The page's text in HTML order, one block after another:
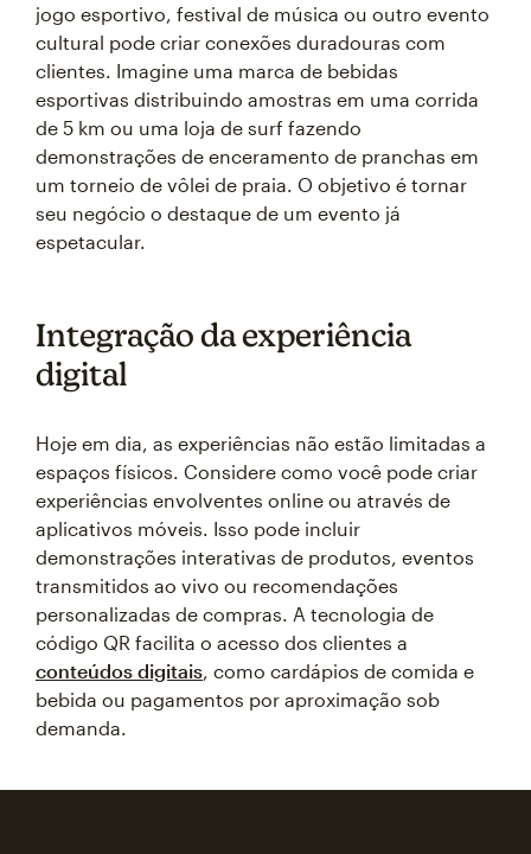
jogo esportivo, festival de música ou outro evento
cultural pode criar conexões duradouras com
clientes. Imagine uma marca de bebidas
esportivas distribuindo amostras em uma corrida
de 5 km ou uma loja de surf fazendo
demonstrações de enceramento de pranchas em
um torneio de vôlei de praia. O objetivo é tornar
seu negócio o destaque de um evento já
espetacular.
Integração da experiência
digital
Hoje em dia, as experiências não estão limitadas a
espaços físicos. Considere como você pode criar
experiências envolventes online ou através de
aplicativos móveis. Isso pode incluir
demonstrações interativas de produtos, eventos
transmitidos ao vivo ou recomendações
personalizadas de compras. A tecnologia de
código QR facilita o acesso dos clientes a
conteúdos digitais, como cardápios de comida e
bebida ou pagamentos por aproximação sob
demanda.